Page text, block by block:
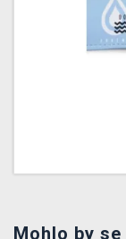
Mohlo by